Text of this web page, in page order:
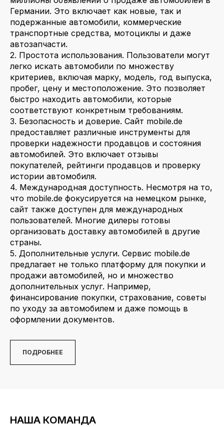
Германии. Это включает как новые, так и
подержанные автомобили, коммерческие
транспортные средства, мотоциклы и даже
автозапчасти.
2. Простота использования. Пользователи могут
легко искать автомобили по множеству
критериев, включая марку, модель, год выпуска,
пробег, цену и местоположение. Это позволяет
быстро находить автомобили, которые
соответствуют конкретным требованиям.
3. Безопасность и доверие. Сайт mobile.de
предоставляет различные инструменты для
проверки надежности продавцов и состояния
автомобилей. Это включает отзывы
покупателей, рейтинги продавцов и проверку
истории автомобиля.
4. Международная доступность. Несмотря на то,
что mobile.de фокусируется на немецком рынке,
сайт также доступен для международных
пользователей. Многие дилеры готовы
организовать доставку автомобилей в другие
страны.
5. Дополнительные услуги. Сервис mobile.de
предлагает не только платформу для покупки и
продажи автомобилей, но и множество
дополнительных услуг. Например,
финансирование покупки, страхование, советы
по уходу за автомобилем и даже помощь в
оформлении документов.
ПОДРОБНЕЕ
НАША КОМАНДА